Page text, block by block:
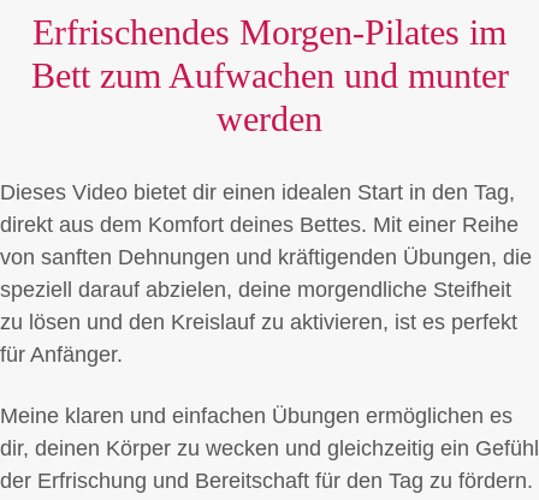
Erfrischendes Morgen-Pilates im
Bett zum Aufwachen und munter
werden
Dieses Video bietet dir einen idealen Start in den Tag,
direkt aus dem Komfort deines Bettes. Mit einer Reihe
von sanften Dehnungen und kräftigenden Übungen, die
speziell darauf abzielen, deine morgendliche Steifheit
zu lösen und den Kreislauf zu aktivieren, ist es perfekt
für Anfänger.
Meine klaren und einfachen Übungen ermöglichen es
dir, deinen Körper zu wecken und gleichzeitig ein Gefühl
der Erfrischung und Bereitschaft für den Tag zu fördern.